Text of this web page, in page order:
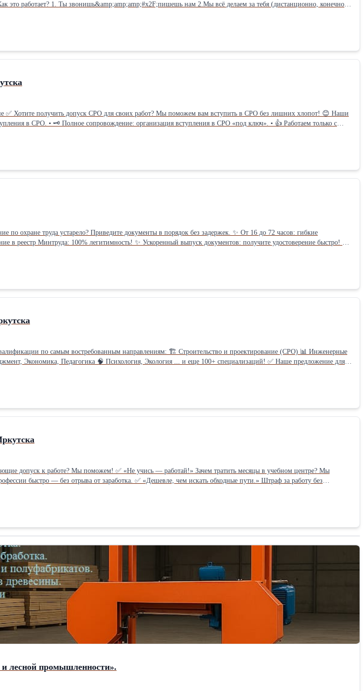
✅ 4.PROFIT! 💵 (теперь ты высокооплачиваемый специалист) Всё по честной цене – 5500 рублей! И да, мы
✅ Хотите получить допуск СРО для своих работ? Мы поможем вам вступить в СРО без лишних хлопот! 😊 Наши
в СРО. • 🗝️ Полное сопровождение: организация вступления в СРО «под ключ». • 👍 Работаем только с
• 👨💼 Помощь в оформлении специалистов НОСТРОЙ или предоставление готовых. Ответим на главные
стоимость вступления в СРО). • Какие сроки вступления в СРО? (Назовем четкие даты). ⏱️ • Стоит ли
Получить допуск СРО с нами — просто! 💬 Свяжитесь с нами для бесплатной консультации
по охране труда устарело? Приведите документы в порядок без задержек. ✨ От 16 до 72 часов: гибкие
✨ Ускоренный выпуск документов: получите удостоверение быстро! ✨
по самым востребованным направлениям: 🏗 Строительство и проектирование (СРО) 📊 Инженерные
Экономика, Педагогика 🧠 Психология, Экология ... и еще 100+ специализаций! ✅ Наше предложение для
работы! ✅ Гибкие программы: 32, 72 и 140 часов. ✅ Оперативное получение удостоверения ✅ Для юридических
квалификации подходят именно вам? 🔍 📞 Звоните прямо сейчас! Получите консультацию и стартуйте в новом
допуск к работе? Мы поможем! ✅ «Не учись — работай!» Зачем тратить месяцы в учебном центре? Мы
быстро — без отрыва от заработка. ✅ «Дешевле, чем искать обходные пути.» Штраф за работу без
— в разы выгоднее! ✅ «Поддержка, а не «спасибо». Мы не исчезаем после выдачи документа —
✅ « Гарантия, а не бумажка.» Наши документы — официальные, с
реальный допуск к работе.
и лесной промышленности».